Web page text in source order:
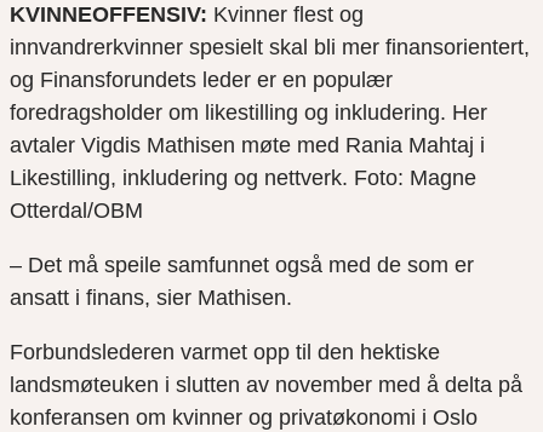
KVINNEOFFENSIV: Kvinner flest og
innvandrerkvinner spesielt skal bli mer finansorientert,
og Finansforundets leder er en populær
foredragsholder om likestilling og inkludering. Her
avtaler Vigdis Mathisen møte med Rania Mahtaj i
Likestilling, inkludering og nettverk. Foto: Magne
Otterdal/OBM
– Det må speile samfunnet også med de som er
ansatt i finans, sier Mathisen.
Forbundslederen varmet opp til den hektiske
landsmøteuken i slutten av november med å delta på
konferansen om kvinner og privatøkonomi i Oslo